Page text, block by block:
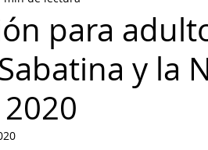
Rectoría Democracia
para
y la